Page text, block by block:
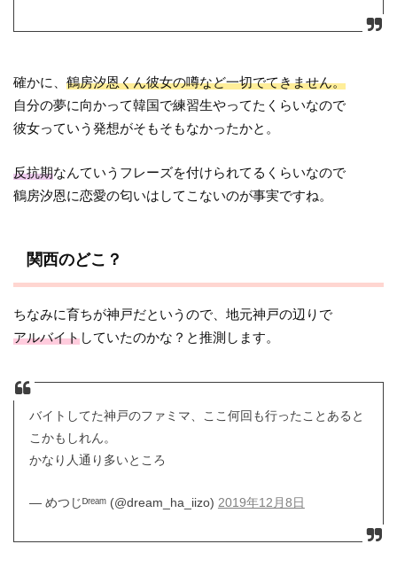
確かに、鶴房汐恩くん彼女の噂など一切でてきません。
自分の夢に向かって韓国で練習生やってたくらいなので
彼女っていう発想がそもそもなかったかと。
反抗期なんていうフレーズを付けられてるくらいなので
鶴房汐恩に恋愛の匂いはしてこないのが事実ですね。
関西のどこ？
ちなみに育ちが神戸だというので、地元神戸の辺りで
アルバイトしていたのかな？と推測します。
バイトしてた神戸のファミマ、ここ何回も行ったことあると
こかもしれん。
かなり人通り多いところ
— めつじᴰʳᵉᵃᵐ (@dream_ha_iizo) 2019年12月8日